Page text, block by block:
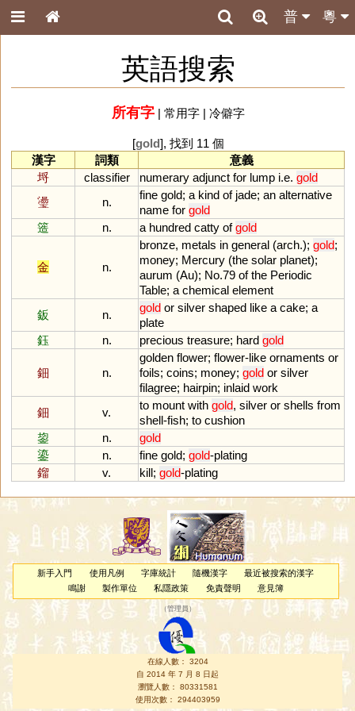
粵
普
英語搜索
所有字| 常用字| 冷僻字
[gold], 找到 11 個
漢字
詞類
意義
埒
classifier numerary adjunct for lump i.e. gold
璗
n.
fine gold; a kind of jade; an alternative
name for gold
簉
n. a hundred catty of gold
金 n.
bronze, metals in general (arch.); gold;
money; Mercury (the solar planet);
aurum (Au); No.79 of the Periodic
Table; a chemical element
鈑
n.
gold or silver shaped like a cake; a
plate
鈺
n. precious treasure; hard gold
鈿 n.
golden flower; flower-like ornaments or
foils; coins; money; gold or silver
filagree; hairpin; inlaid work
鈿
v.
to mount with gold, silver or shells from
shell-fish; to cushion
鋆
n.
gold
鎏
n. fine gold; gold-plating
鎦
v. kill; gold-plating
新手入門 使用凡例 字庫統計 隨機漢字
最近被搜索的漢字
鳴謝
製作單位 私隱政策 免責聲明 意見簿
（管理員 ）
在線人數： 3204
自 2014 年 7 月 8 日起
瀏覽人數： 80331581
使用次數： 294403959